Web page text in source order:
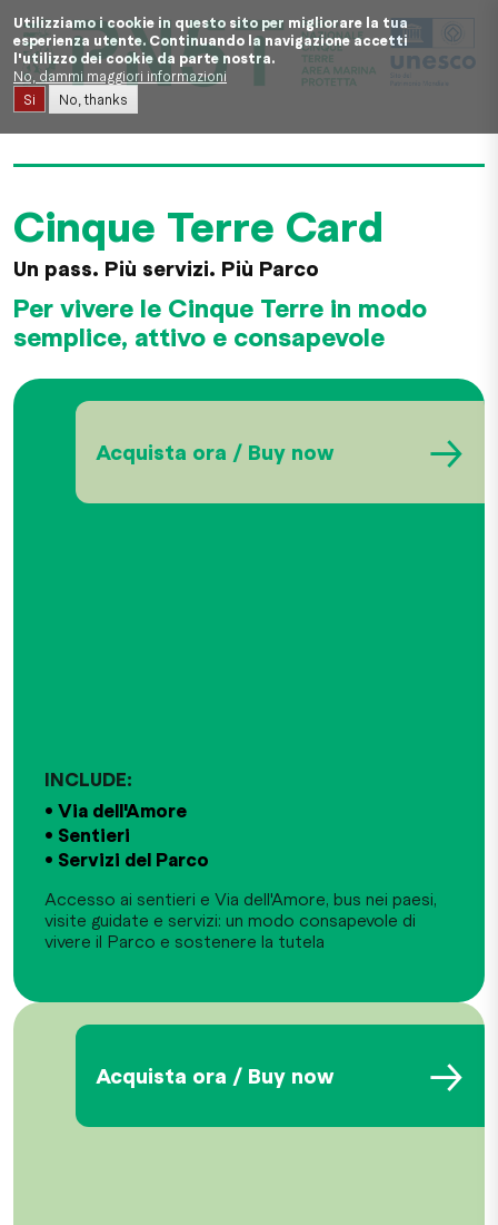
Utilizziamo i cookie in questo sito per migliorare la tua
esperienza utente. Continuando la navigazione accetti
l'utilizzo dei cookie da parte nostra.
No, dammi maggiori informazioni
Si
No, thanks
Salta al contenuto principale
Cinque Terre Card
Un pass. Più servizi. Più Parco
Per vivere le Cinque Terre in modo
semplice, attivo e consapevole
INCLUDE:
Accesso ai sentieri e Via dell'Amore, bus nei paesi,
visite guidate e servizi: un modo consapevole di
vivere il Parco e sostenere la tutela
Acquista ora / Buy now →
Acquista ora / Buy now →